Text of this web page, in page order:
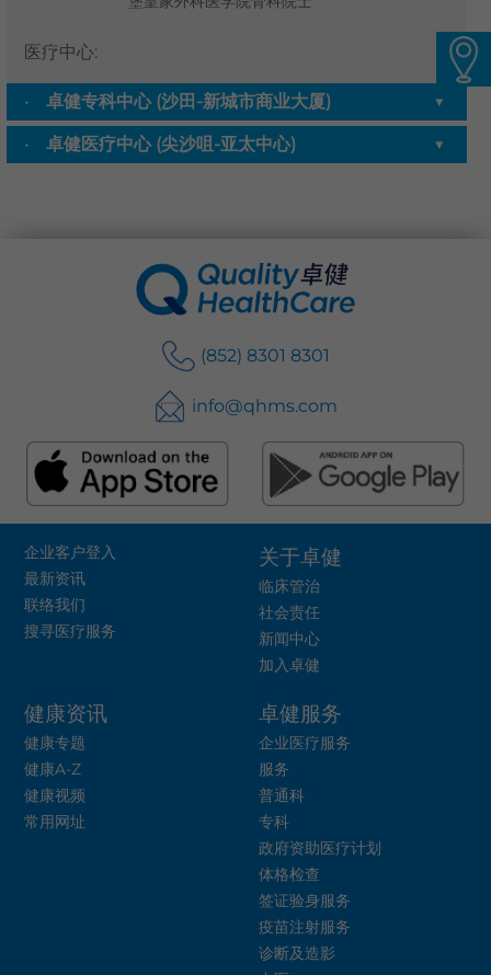
医疗中心:
卓健专科中心 (沙田-新城市商业大厦) ▼
卓健医疗中心 (尖沙咀-亚太中心) ▼
(852) 8301 8301
info@qhms.com
企业客户登入
最新资讯
联络我们
搜寻医疗服务
关于卓健
临床管治
社会责任
新闻中心
加入卓健
健康资讯
健康专题
健康A-Z
健康视频
常用网址
卓健服务
企业医疗服务
服务
普通科
专科
政府资助医疗计划
体格检查
签证验身服务
疫苗注射服务
诊断及造影